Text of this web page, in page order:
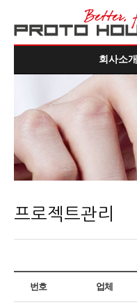
회사소개
프로젝트관리
번호 업체